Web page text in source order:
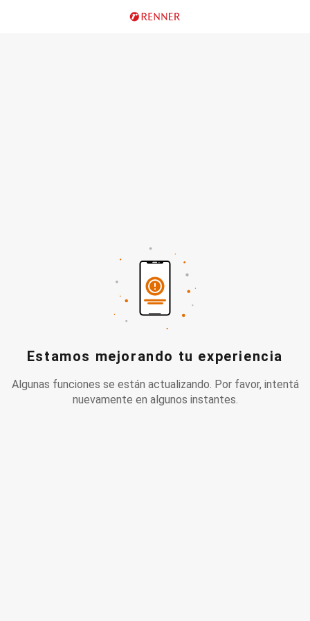
Estamos mejorando tu experiencia
Algunas funciones se están actualizando. Por favor, intentá
nuevamente en algunos instantes.